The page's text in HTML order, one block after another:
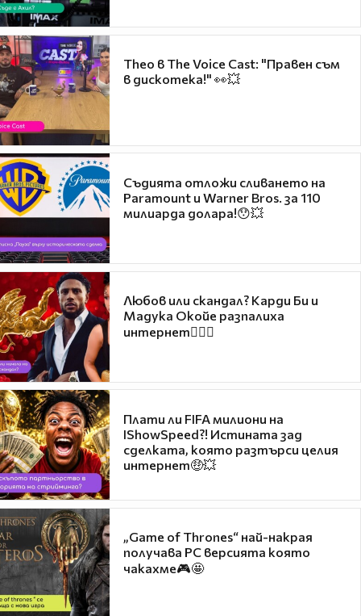
Theo в The Voice Cast: "Правен съм
в дискотека!" 👀💥
Съдията отложи сливането на
Paramount и Warner Bros. за 110
милиарда долара!😯💥
Любов или скандал? Карди Би и
Мадука Окойе разпалиха
интернет❤️‍🔥🔥
Плати ли FIFA милиони на
IShowSpeed?! Истината зад
сделката, която разтърси целия
интернет🤑💥
„Game of Thrones“ най-накрая
получава PC версията която
чакахме🎮🤩